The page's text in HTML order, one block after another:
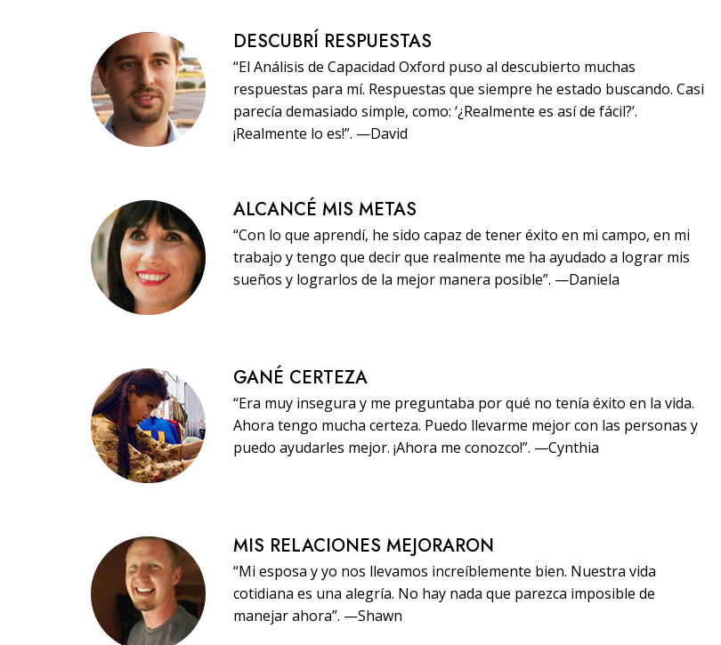
DESCUBRÍ RESPUESTAS
“El Análisis de Capacidad Oxford puso al descubierto muchas
respuestas para mí. Respuestas que siempre he estado buscando. Casi
parecía demasiado simple, como: ‘¿Realmente es así de fácil?’.
¡Realmente lo es!”. —David
ALCANCÉ MIS METAS
“Con lo que aprendí, he sido capaz de tener éxito en mi campo, en mi
trabajo y tengo que decir que realmente me ha ayudado a lograr mis
sueños y lograrlos de la mejor manera posible”. —Daniela
GANÉ CERTEZA
“Era muy insegura y me preguntaba por qué no tenía éxito en la vida.
Ahora tengo mucha certeza. Puedo llevarme mejor con las personas y
puedo ayudarles mejor. ¡Ahora me conozco!”. —Cynthia
MIS RELACIONES MEJORARON
“Mi esposa y yo nos llevamos increíblemente bien. Nuestra vida
cotidiana es una alegría. No hay nada que parezca imposible de
manejar ahora”. —Shawn